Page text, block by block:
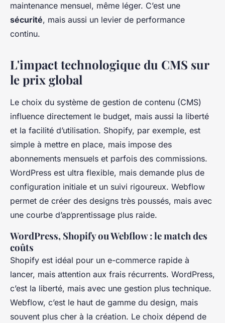
maintenance mensuel, même léger. C’est une
sécurité, mais aussi un levier de performance
continu.
L'impact technologique du CMS sur
le prix global
Le choix du système de gestion de contenu (CMS)
influence directement le budget, mais aussi la liberté
et la facilité d’utilisation. Shopify, par exemple, est
simple à mettre en place, mais impose des
abonnements mensuels et parfois des commissions.
WordPress est ultra flexible, mais demande plus de
configuration initiale et un suivi rigoureux. Webflow
permet de créer des designs très poussés, mais avec
une courbe d’apprentissage plus raide.
WordPress, Shopify ou Webflow : le match des
coûts
Shopify est idéal pour un e-commerce rapide à
lancer, mais attention aux frais récurrents. WordPress,
c’est la liberté, mais avec une gestion plus technique.
Webflow, c’est le haut de gamme du design, mais
souvent plus cher à la création. Le choix dépend de